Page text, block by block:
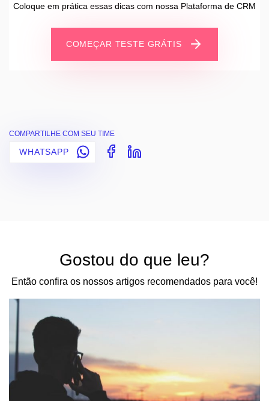
Coloque em prática essas dicas com nossa Plataforma de CRM
COMEÇAR TESTE GRÁTIS
COMPARTILHE COM SEU TIME
WHATSAPP
Gostou do que leu?
Então confira os nossos artigos recomendados para você!